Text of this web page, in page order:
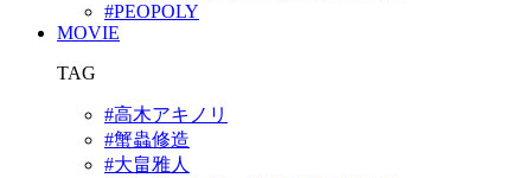
#PEOPOLY
MOVIE
TAG
#高木アキノリ
#蟹蟲修造
#大畠雅人